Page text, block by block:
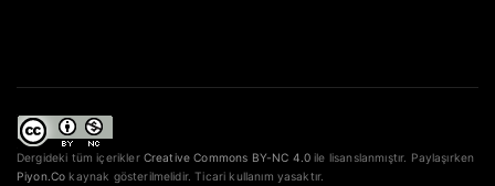
Dergideki tüm içerikler Creative Commons BY-NC 4.0 ile lisanslanmıştır. Paylaşırken
Piyon.Co kaynak gösterilmelidir. Ticari kullanım yasaktır.